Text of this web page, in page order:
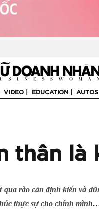
VIDEO EDUCATION
thân là
rào cản định kiến và
thực sự cho chính